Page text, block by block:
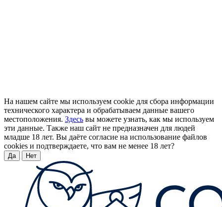
На нашем сайте мы используем cookie для сбора информации
технического характера и обрабатываем данные вашего
местоположения. Здесь вы можете узнать, как мы используем
эти данные. Также наш сайт не предназначен для людей
младше 18 лет. Вы даёте согласие на использование файлов
cookies и подтверждаете, что вам не менее 18 лет?
Да Нет